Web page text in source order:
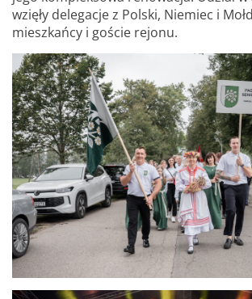
wzięły delegacje z Polski, Niemiec i
mieszkańcy i goście rejonu.